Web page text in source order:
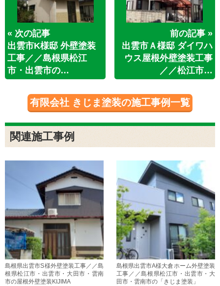
« 次の記事
出雲市K様邸 外壁塗装
工事／／島根県松江
市・出雲市の…
前の記事 »
出雲市Ａ様邸 ダイワハ
ウス屋根外壁塗装工事
／／松江市…
有限会社 きじま塗装の施工事例一覧
関連施工事例
島根県出雲市S様外壁塗装工事／／島
根県松江市・出雲市・大田市・雲南
市の屋根外壁塗装KIJIMA
島根県出雲市A様大倉ホーム外壁塗装
工事／／島根県松江市・出雲市・大
田市・雲南市の「きじま塗装」